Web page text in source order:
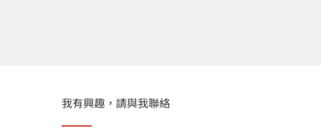
我有興趣，請與我聯絡